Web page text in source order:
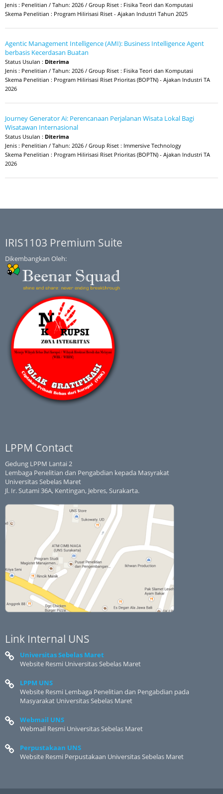
Jenis : Penelitian / Tahun: 2026 / Group Riset : Fisika Teori dan Komputasi
Skema Penelitian : Program Hilirisasi Riset - Ajakan Industri Tahun 2025
Agentic Management Intelligence (AMI): Business Intelligence Agent
berbasis Kecerdasan Buatan
Status Usulan : Diterima
Jenis : Penelitian / Tahun: 2026 / Group Riset : Fisika Teori dan Komputasi
Skema Penelitian : Program Hilirisasi Riset Prioritas (BOPTN) - Ajakan Industri TA
2026
Journey Generator Ai: Perencanaan Perjalanan Wisata Lokal Bagi
Wisatawan Internasional
Status Usulan : Diterima
Jenis : Penelitian / Tahun: 2026 / Group Riset : Immersive Technology
Skema Penelitian : Program Hilirisasi Riset Prioritas (BOPTN) - Ajakan Industri TA
2026
IRIS1103 Premium Suite
Dikembangkan Oleh:
LPPM Contact
Gedung LPPM Lantai 2
Lembaga Penelitian dan Pengabdian kepada Masyrakat
Universitas Sebelas Maret
Jl. Ir. Sutami 36A, Kentingan, Jebres, Surakarta.
Link Internal UNS
Universitas Sebelas Maret
Website Resmi Universitas Sebelas Maret
LPPM UNS
Website Resmi Lembaga Penelitian dan Pengabdian pada
Masyarakat Universitas Sebelas Maret
Webmail UNS
Webmail Resmi Universitas Sebelas Maret
Perpustakaan UNS
Website Resmi Perpustakaan Universitas Sebelas Maret